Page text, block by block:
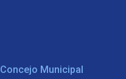
Concejo Municipal